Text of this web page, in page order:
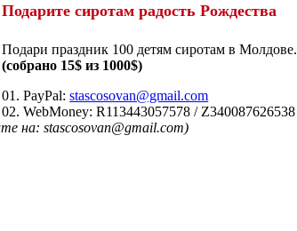
Подарите сиротам радость Рождества
Подари праздник 100 детям сиротам в Молдове.
(собрано 15$ из 1000$)
01. PayPal:stascosovan@gmail.com
02. WebMoney:R113443057578 / Z340087626538
на: stascosovan@gmail.com)